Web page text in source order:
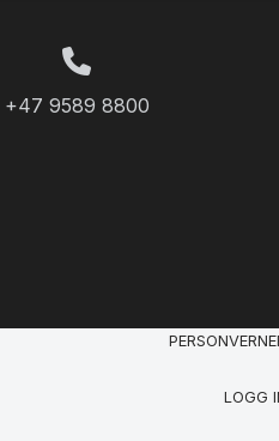
+47 9589 8800
LOGG